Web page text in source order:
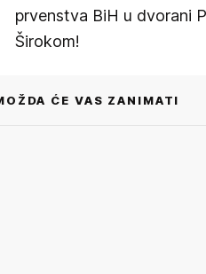
prvenstva BiH u dvorani
Širokom!
ĆE VAS ZANIMATI